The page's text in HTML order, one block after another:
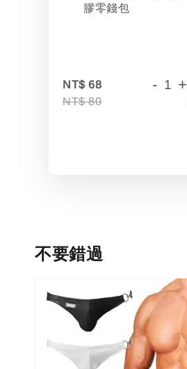
膠零錢包
NT$ 68
NT$ 80
- +
不要錯過